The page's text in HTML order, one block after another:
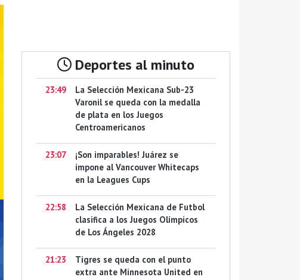
Deportes al minuto
23:49
La Selección Mexicana Sub-23
Varonil se queda con la medalla
de plata en los Juegos
Centroamericanos
23:07
¡Son imparables! Juárez se
impone al Vancouver Whitecaps
en la Leagues Cups
22:58
La Selección Mexicana de Futbol
clasifica a los Juegos Olímpicos
de Los Ángeles 2028
21:23
Tigres se queda con el punto
extra ante Minnesota United en